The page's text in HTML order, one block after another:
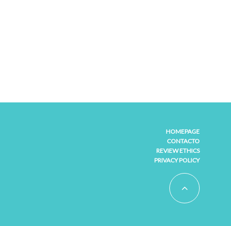
HOMEPAGE
CONTACTO
REVIEW ETHICS
PRIVACY POLICY